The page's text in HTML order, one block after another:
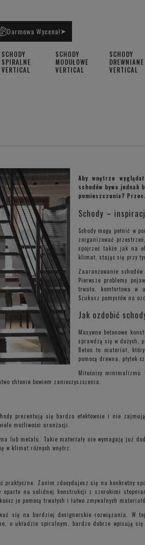
SCHODY
SPIRALNE
VERTICAL
SCHODY
MODUŁOWE
VERTICAL
SCHODY
DREWNIANE
VERTICAL
Darmowa Wycena!➤
Aby wnętrze
schodów bywa
pomieszczenia?
Schody –
Schody mogą pełnić w
zorganizować
spojrzeć także jak na
klimat, stając się przy
Zaaranżowanie
Pierwsze problemy
trwała, komfortowa w
Szukasz pomysłów na
Jak ozdobić
Masywne betonowe
sprawdzą się w dużych,
Beton to materiał,
pomocą drewna, płytek
Miłośnicy
chłonie bowiem zanieczyszczenia.
prezentują się bardzo efektownie i nie
możliwości aranżacji.
lub metalu. Takie materiały nie wymagają już
w klimat różnych wnętrz.
praktyczne. Zanim zdecydujesz się na konkretny
na solidnej konstrukcji z szerokimi
je pomocą trwałych i łatwo zmywalnych
się na bardziej designerskie rozwiązania. W
o układzie spiralnym, bardzo dobrze wpisują